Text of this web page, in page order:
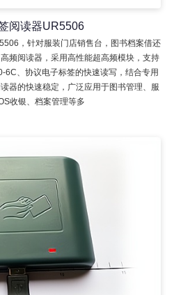
阅读器UR5506
，针对服装门店销售台，图书档案借还
频阅读器，采用高性能超高频模块，支持
器的快速稳定，广泛应用于图书管理、服
收银、档案管理等多